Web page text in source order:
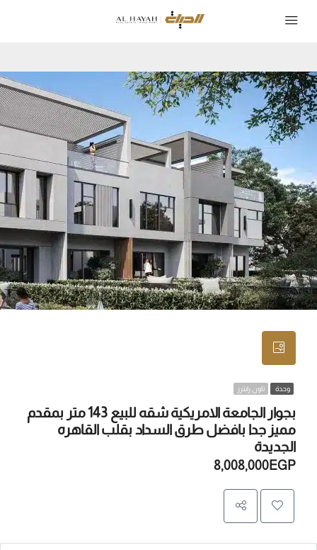
وحدة تاون رايترز
بجوار الجامعة الامريكية شقه للبيع 143 متر بمقدم
مميز جدا بافضل طرق السداد بقلب القاهره
الجديدة
8,008,000EGP